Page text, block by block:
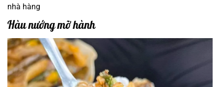
nhà hàng
Hàu nướng mỡ hành